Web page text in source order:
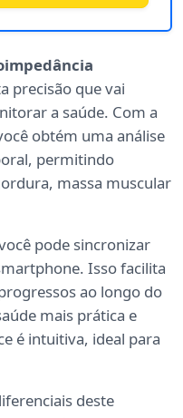
precisão que vai
a saúde. Com a
obtém uma análise
permitindo
massa muscular
pode sincronizar
Isso facilita
ao longo do
mais prática e
é intuitiva, ideal para
deste